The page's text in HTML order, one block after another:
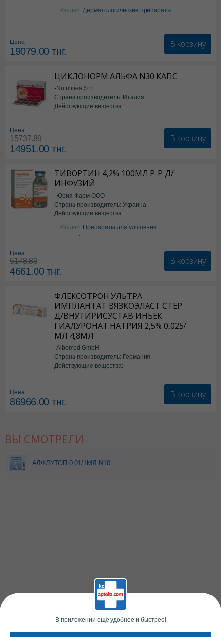
Изотретиноин
Раздел: Дерматологические препараты
Цена
19079.00тнг.
В корзину
ЦИКЛОНОРМ АЛЬФА N30 КАПС
-Nutrilinea S.r.l
Страна производитель: Италия
Действующие вещества:
Цена
15737.89
14951.00тнг.
В корзину
ТИВОРТИН 4,2% 100МЛ Р-Р Д/
ИНФУЗИЙ
-Юрия-Фарм ООО
Страна производитель: Украина
Действующие вещества:
Аргинин
Раздел: Препараты для улчшения
кровообращения
Цена
5178.89
4661.00тнг.
В корзину
ФЛЕКСОТРОН УЛЬТРА
ИМПЛАНТАТ ВЯЗКОЭЛАСТ СТЕР
Д/ВНУТИРИСУСТАВ ИНЪЕК
ГИАЛУРОНАТ НАТРИЯ 2,5% 0,025/
МЛ 4,8МЛ
-Albomed GmbH
Страна производитель: Германия
Действующие вещества:
Цена
86966.00тнг.
В корзину
ВЫ СМОТРЕЛИ
АЛФЛУТОП 0,01/1МЛ N10
В приложении ещё удобнее и быстрее!